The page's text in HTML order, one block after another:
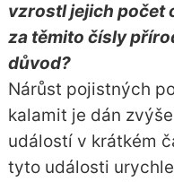
vzrostl jejich počet
za těmito čísly
důvod?
Nárůst pojistných
kalamit je dán
událostí v krátkém
tyto události